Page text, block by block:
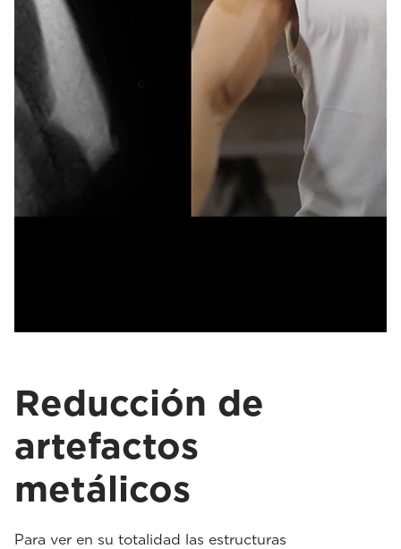
Reducción de
artefactos
metálicos
Para ver en su totalidad las estructuras